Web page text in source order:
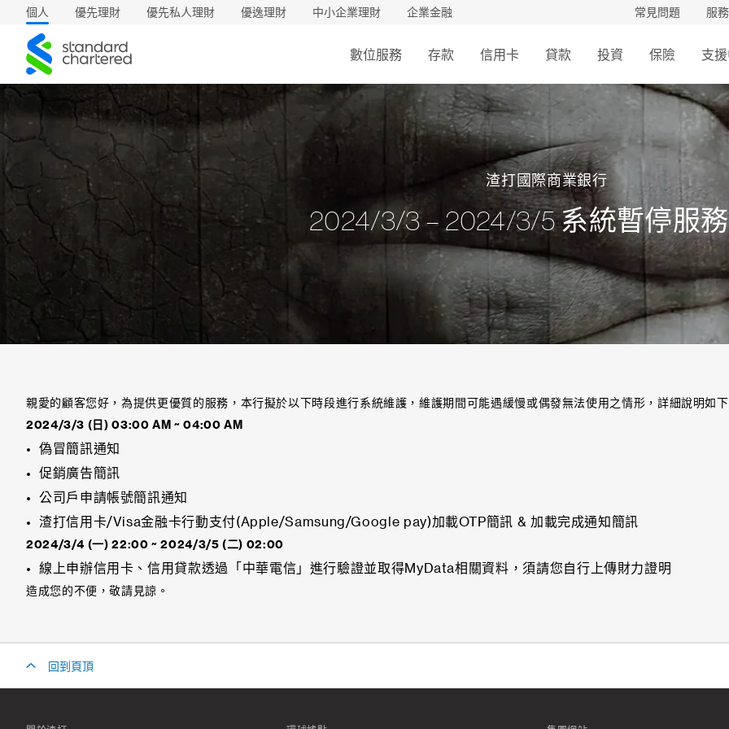
個人 優先理財 優先私人理財 優逸理財 中小企業理財 企業金融 常見問題 服
渣
打
數位服務 存款 信用卡 貸款 投資 保險 支
渣打國際商業銀行
2024/3/3 – 2024/3/5 系統暫停服
親愛的顧客您好，為提供更優質的服務，本行擬於以下時段進行系統維護，維護期間可能遇緩慢或偶發無法使用之情形，詳細說明如
2024/3/3 (日) 03:00 AM ~ 04:00 AM
偽冒簡訊通知
促銷廣告簡訊
公司戶申請帳號簡訊通知
渣打信用卡/Visa金融卡行動支付(Apple/Samsung/Google pay)加載OTP簡訊 & 加載完成通知簡訊
2024/3/4 (一) 22:00 ~ 2024/3/5 (二) 02:00
線上申辦信用卡、信用貸款透過「中華電信」進行驗證並取得MyData相關資料，須請您自行上傳財力證明
造成您的不便，敬請見諒。
回到頁頂